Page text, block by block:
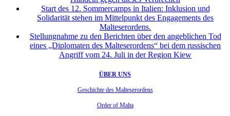
Start des 12. Sommercamps in Italien: Inklusion und
Solidarität stehen im Mittelpunkt des Engagements des
Malteserordens.
Stellungnahme zu den Berichten über den angeblichen Tod
eines „Diplomaten des Malteserordens“ bei dem russischen
Angriff vom 24. Juli in der Region Kiew
ÜBER UNS
Geschichte des Malteserordens
Order of Malta